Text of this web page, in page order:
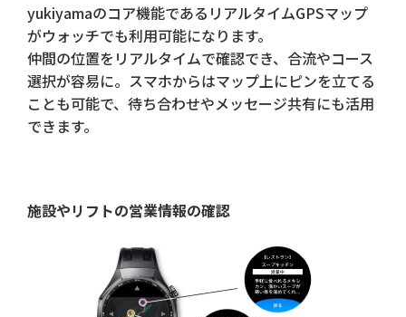
yukiyamaのコア機能であるリアルタイムGPSマップ
がウォッチでも利用可能になります。
仲間の位置をリアルタイムで確認でき、合流やコース
選択が容易に。スマホからはマップ上にピンを立てる
ことも可能で、待ち合わせやメッセージ共有にも活用
できます。
施設やリフトの営業情報の確認